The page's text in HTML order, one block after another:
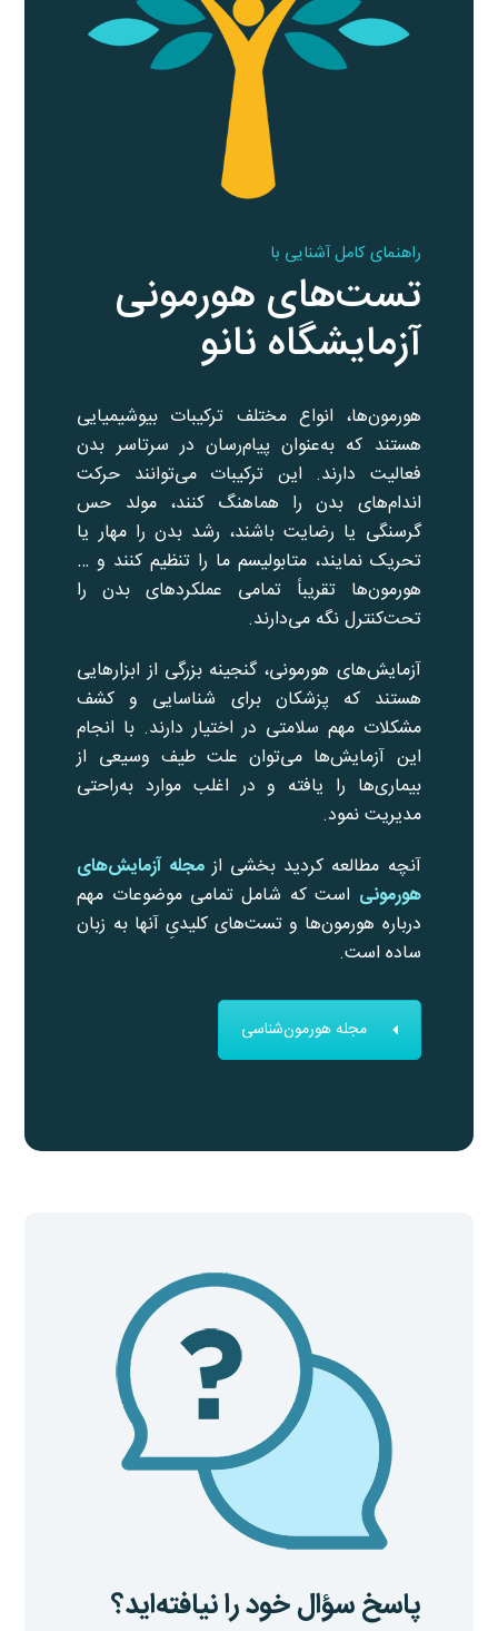
راهنمای کامل آشنایی با
تست‌های هورمونی
آزمایشگاه نانو
هورمون‌ها، انواع مختلف ترکیبات بیوشیمیایی
هستند که به‌عنوان پیام‌رسان در سرتاسر بدن
فعالیت دارند. این ترکیبات می‌توانند حرکت
اندام‌های بدن را هماهنگ کنند، مولد حس
گرسنگی یا رضایت باشند، رشد بدن را مهار یا
تحریک نمایند، متابولیسم ما را تنظیم کنند و …
هورمون‌ها تقریباً تمامی عملکردهای بدن را
تحت‌کنترل نگه می‌دارند.
آزمایش‌های هورمونی، گنجینه بزرگی از ابزارهایی
هستند که پزشکان برای شناسایی و کشف
مشکلات مهم سلامتی در اختیار دارند. با انجام
این آزمایش‌ها می‌توان علت طیف وسیعی از
بیماری‌ها را یافته و در اغلب موارد به‌راحتی
مدیریت نمود.
آنچه مطالعه کردید بخشی ازمجله آزمایش‌های
هورمونی است که شامل تمامی موضوعات مهم
درباره هورمون‌ها و تست‌های کلیدیِ آنها به زبان
ساده است.
مجله هورمون‌شناسی
پاسخ سؤال خود را نیافته‌اید؟